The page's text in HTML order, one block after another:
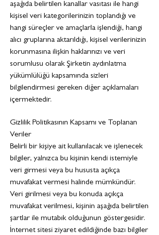
aşağıda belirtilen kanallar vasıtası ile hangi
kişisel veri kategorilerinizin toplandığı ve
hangi süreçler ve amaçlarla işlendiği, hangi
alıcı gruplarına aktarıldığı, kişisel verilerinizin
korunmasına ilişkin haklarınızı ve veri
sorumlusu olarak Şirketin aydınlatma
yükümlülüğü kapsamında sizleri
bilgilendirmesi gereken diğer açıklamaları
içermektedir.
Gizlilik Politikasının Kapsamı ve Toplanan
Veriler
Belirli bir kişiye ait kullanılacak ve işlenecek
bilgiler, yalnızca bu kişinin kendi istemiyle
veri girmesi veya bu hususta açıkça
muvafakat vermesi halinde mümkündür.
Veri girilmesi veya bu konuda açıkça
muvafakat verilmesi, kişinin aşağıda belirtilen
şartlar ile mutabık olduğunun göstergesidir.
İnternet sitesi ziyaret edildiğinde bazı bilgiler